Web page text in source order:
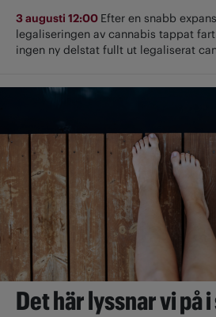
3 augusti 12:00 Efter en snabb
legaliseringen av cannabis tappat
ingen ny delstat fullt ut ­legaliserat
Det här lyssnar vi på